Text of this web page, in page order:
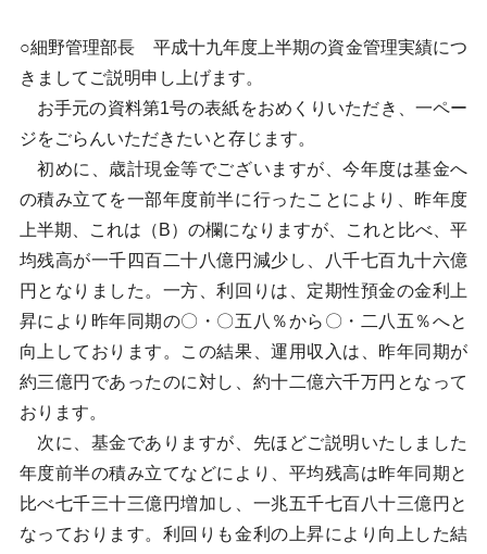
○細野管理部長 平成十九年度上半期の資金管理実績につ
きましてご説明申し上げます。
お手元の資料第1号の表紙をおめくりいただき、一ペー
ジをごらんいただきたいと存じます。
初めに、歳計現金等でございますが、今年度は基金へ
の積み立てを一部年度前半に行ったことにより、昨年度
上半期、これは（B）の欄になりますが、これと比べ、平
均残高が一千四百二十八億円減少し、八千七百九十六億
円となりました。一方、利回りは、定期性預金の金利上
昇により昨年同期の〇・〇五八％から〇・二八五％へと
向上しております。この結果、運用収入は、昨年同期が
約三億円であったのに対し、約十二億六千万円となって
おります。
次に、基金でありますが、先ほどご説明いたしました
年度前半の積み立てなどにより、平均残高は昨年同期と
比べ七千三十三億円増加し、一兆五千七百八十三億円と
なっております。利回りも金利の上昇により向上した結